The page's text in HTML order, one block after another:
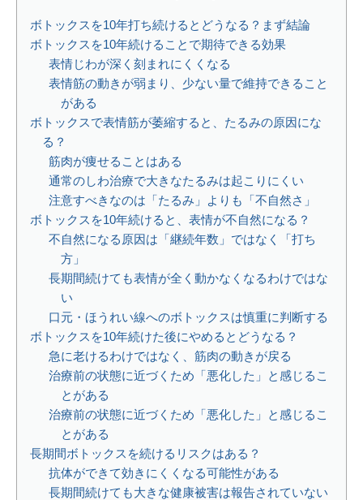
ボトックスを10年打ち続けるとどうなる？まず結論
ボトックスを10年続けることで期待できる効果
表情じわが深く刻まれにくくなる
表情筋の動きが弱まり、少ない量で維持できること
がある
ボトックスで表情筋が萎縮すると、たるみの原因にな
る？
筋肉が痩せることはある
通常のしわ治療で大きなたるみは起こりにくい
注意すべきなのは「たるみ」よりも「不自然さ」
ボトックスを10年続けると、表情が不自然になる？
不自然になる原因は「継続年数」ではなく「打ち
方」
長期間続けても表情が全く動かなくなるわけではな
い
口元・ほうれい線へのボトックスは慎重に判断する
ボトックスを10年続けた後にやめるとどうなる？
急に老けるわけではなく、筋肉の動きが戻る
治療前の状態に近づくため「悪化した」と感じるこ
とがある
治療前の状態に近づくため「悪化した」と感じるこ
とがある
長期間ボトックスを続けるリスクはある？
抗体ができて効きにくくなる可能性がある
長期間続けても大きな健康被害は報告されていない